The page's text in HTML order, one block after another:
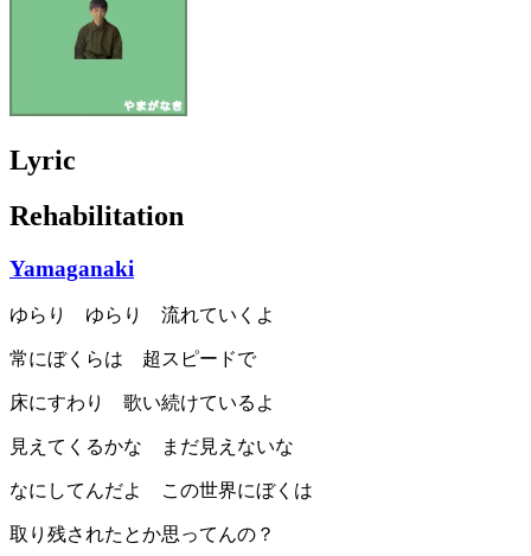
Lyric
Rehabilitation
Yamaganaki
ゆらり ゆらり 流れていくよ
常にぼくらは 超スピードで
床にすわり 歌い続けているよ
見えてくるかな まだ見えないな
なにしてんだよ この世界にぼくは
取り残されたとか思ってんの？